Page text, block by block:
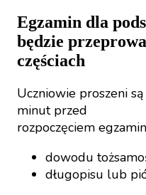
Egzamin dla
będzie
częściach
Uczniowie proszeni
minut przed
rozpoczęciem
dowodu
długopisu lub